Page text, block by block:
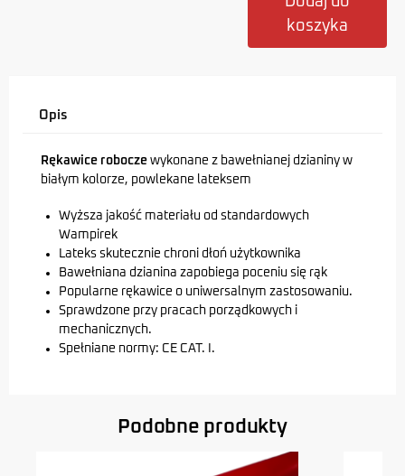
koszyka
Opis
Rękawice robocze wykonane z bawełnianej dzianiny w
białym kolorze, powlekane lateksem
Wyższa jakość materiału od standardowych
Wampirek
Lateks skutecznie chroni dłoń użytkownika
Bawełniana dzianina zapobiega poceniu się rąk
Popularne rękawice o uniwersalnym zastosowaniu.
Sprawdzone przy pracach porządkowych i
mechanicznych.
Spełniane normy: CE CAT. I.
Podobne produkty